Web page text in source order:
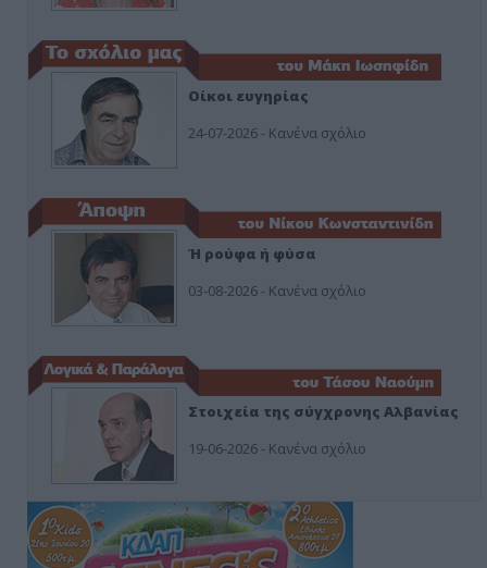
Οίκοι ευγηρίας
24-07-2026 - Κανένα σχόλιο
Ή ρούφα ή φύσα
03-08-2026 - Κανένα σχόλιο
Στοιχεία της σύγχρονης Αλβανίας
19-06-2026 - Κανένα σχόλιο